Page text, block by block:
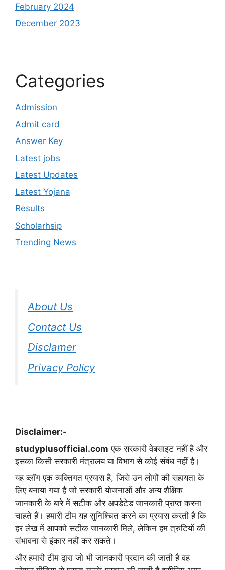
February 2024
December 2023
Categories
Admission
Admit card
Answer Key
Latest jobs
Latest Updates
Latest Yojana
Results
Scholarhsip
Trending News
About Us
Contact Us
Disclamer
Privacy Policy
Disclaimer:-
studyplusofficial.com एक सरकारी वेबसाइट नहीं है और
इसका किसी सरकारी मंत्रालय या विभाग से कोई संबंध नहीं है।
यह ब्लॉग एक व्यक्तिगत प्रयास है, जिसे उन लोगों की सहायता के
लिए बनाया गया है जो सरकारी योजनाओं और अन्य शैक्षिक
जानकारी के बारे में सटीक और अपडेटेड जानकारी प्राप्त करना
चाहते हैं। हमारी टीम यह सुनिश्चित करने का प्रयास करती है कि
हर लेख में आपको सटीक जानकारी मिले, लेकिन हम त्रुटियों की
संभावना से इंकार नहीं कर सकते।
और हमारी टीम द्वारा जो भी जानकारी प्रदान की जाती है वह